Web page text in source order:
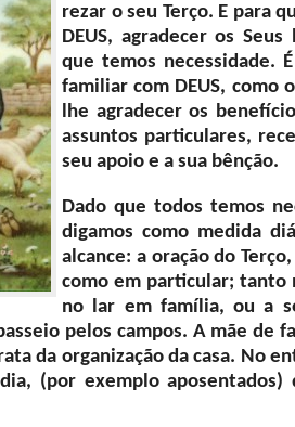
rezar o seu Terço. E para
DEUS, agradecer os
que temos necessidade.
familiar com DEUS, como
lhe agradecer os
assuntos particulares,
seu apoio e a sua bênção.
Dado que todos temos
digamos como medida
alcance: a oração do
como em particular; tanto
no lar em família, ou a
pelos campos. A mãe de
da organização da casa. No
(por exemplo aposentados)